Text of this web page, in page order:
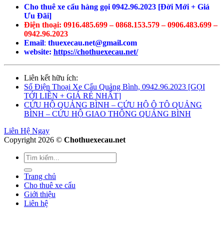
Cho thuê xe cẩu hàng gọi 0942.96.2023 [Đời Mới + Giá
Ưu Đãi]
Điện thoại: 0916.485.699 – 0868.153.579 – 0906.483.699 –
0942.96.2023
Email: thuexecau.net@gmail.com
website: https://chothuexecau.net/
Liên kết hữu ích:
Số Điện Thoại Xe Cẩu Quảng Bình, 0942.96.2023 [GỌI
TỚI LIỀN + GIÁ RẺ NHẤT]
CỨU HỘ QUẢNG BÌNH – CỨU HỘ Ô TÔ QUẢNG
BÌNH – CỨU HỘ GIAO THÔNG QUẢNG BÌNH
Liên Hệ Ngay
Copyright 2026 © Chothuexecau.net
Trang chủ
Cho thuê xe cẩu
Giới thiệu
Liên hệ